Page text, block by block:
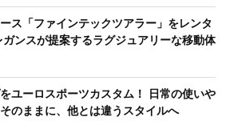
ス「ファインテックツアラー」をレンタ
ガンスが提案するラグジュアリーな移動体
ユーロスポーツカスタム！ 日常の使いや
のままに、他とは違うスタイルへ